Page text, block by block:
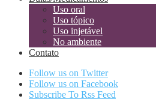
Uso oral
Uso tópico
Uso injetável
No ambiente
Contato
Follow us on Twitter
Follow us on Facebook
Subscribe To Rss Feed